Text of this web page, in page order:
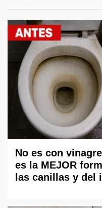
No es con
es la MEJOR
las canillas y del